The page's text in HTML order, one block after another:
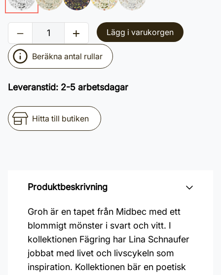
Lägg i varukorgen
Beräkna antal rullar
Leveranstid: 2-5 arbetsdagar
Hitta till butiken
Produktbeskrivning
Groh är en tapet från Midbec med ett
blommigt mönster i svart och vitt. I
kollektionen Fägring har Lina Schnaufer
jobbat med livet och livscykeln som
inspiration. Kollektionen bär en poetisk